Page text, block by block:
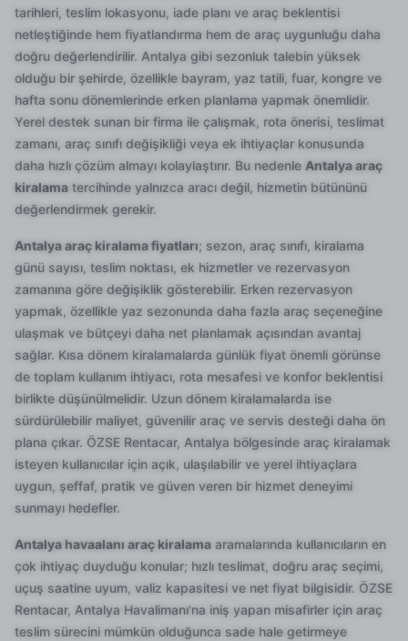
tarihleri, teslim lokasyonu, iade planı ve araç beklentisi
netleştiğinde hem fiyatlandırma hem de araç uygunluğu daha
doğru değerlendirilir. Antalya gibi sezonluk talebin yüksek
olduğu bir şehirde, özellikle bayram, yaz tatili, fuar, kongre ve
hafta sonu dönemlerinde erken planlama yapmak önemlidir.
Yerel destek sunan bir firma ile çalışmak, rota önerisi, teslimat
zamanı, araç sınıfı değişikliği veya ek ihtiyaçlar konusunda
daha hızlı çözüm almayı kolaylaştırır. Bu nedenle Antalya araç
kiralama tercihinde yalnızca aracı değil, hizmetin bütününü
değerlendirmek gerekir.
Antalya araç kiralama fiyatları; sezon, araç sınıfı, kiralama
günü sayısı, teslim noktası, ek hizmetler ve rezervasyon
zamanına göre değişiklik gösterebilir. Erken rezervasyon
yapmak, özellikle yaz sezonunda daha fazla araç seçeneğine
ulaşmak ve bütçeyi daha net planlamak açısından avantaj
sağlar. Kısa dönem kiralamalarda günlük fiyat önemli görünse
de toplam kullanım ihtiyacı, rota mesafesi ve konfor beklentisi
birlikte düşünülmelidir. Uzun dönem kiralamalarda ise
sürdürülebilir maliyet, güvenilir araç ve servis desteği daha ön
plana çıkar. ÖZSE Rentacar, Antalya bölgesinde araç kiralamak
isteyen kullanıcılar için açık, ulaşılabilir ve yerel ihtiyaçlara
uygun, şeffaf, pratik ve güven veren bir hizmet deneyimi
sunmayı hedefler.
Antalya havaalanı araç kiralama aramalarında kullanıcıların en
çok ihtiyaç duyduğu konular; hızlı teslimat, doğru araç seçimi,
uçuş saatine uyum, valiz kapasitesi ve net fiyat bilgisidir. ÖZSE
Rentacar, Antalya Havalimanı'na iniş yapan misafirler için araç
teslim sürecini mümkün olduğunca sade hale getirmeye